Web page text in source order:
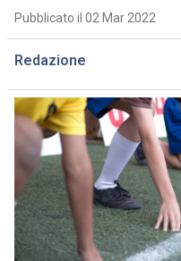
Pubblicato il 02 Mar 2022
Redazione